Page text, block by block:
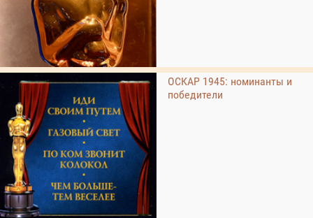
ОСКАР 1945: номинанты и
победители